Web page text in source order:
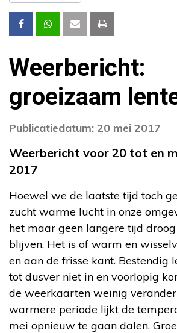
Weerbericht:
groeizaam
Publicatiedatum: 20 mei 2017
Weerbericht voor 20 tot en
2017
Hoewel we de laatste tijd toch
zucht warme lucht in onze
het maar geen langere tijd
blijven. Het is of warm en
en aan de frisse kant. Bestendig
tot dusver niet in en voorlopig
de weerkaarten weinig
warmere periode lijkt de
mei opnieuw te gaan dalen.